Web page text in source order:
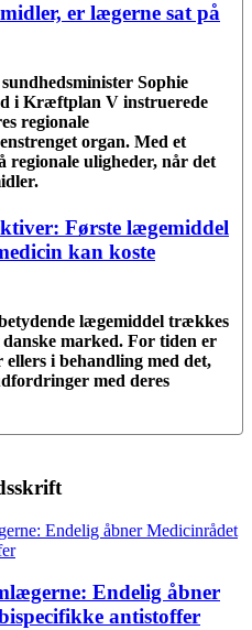
er lægerne sat på
Sophie
i Kræftplan V instruerede
regionale
organ. Med et
regionale uligheder, når det
Første lægemiddel
kan koste
lægemiddel trækkes
marked. For tiden er
ellers i behandling med det,
med deres
Endelig åbner
antistoffer